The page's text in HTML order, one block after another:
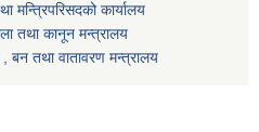
मन्त्रिपरिसदको कार्यालय
तथा कानून मन्त्रालय
, बन तथा वातावरण मन्त्रालय